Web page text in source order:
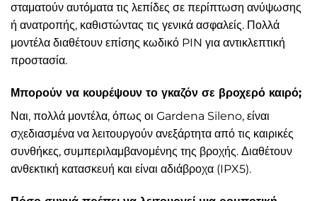
σταματούν αυτόματα τις λεπίδες σε περίπτωση ανύψωσης
ή ανατροπής, καθιστώντας τις γενικά ασφαλείς. Πολλά
μοντέλα διαθέτουν επίσης κωδικό PIN για αντικλεπτική
προστασία.
Μπορούν να κουρέψουν το γκαζόν σε βροχερό καιρό;
Ναι, πολλά μοντέλα, όπως οι Gardena Sileno, είναι
σχεδιασμένα να λειτουργούν ανεξάρτητα από τις καιρικές
συνθήκες, συμπεριλαμβανομένης της βροχής. Διαθέτουν
ανθεκτική κατασκευή και είναι αδιάβροχα (IPX5).